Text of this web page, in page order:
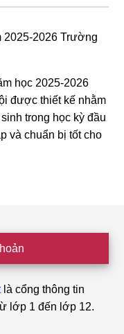
2025-2026 Trường
học 2025-2026
được thiết kế nhằm
trong học kỳ đầu
và chuẩn bị tốt cho
là cổng thông tin
lớp 1 đến lớp 12.